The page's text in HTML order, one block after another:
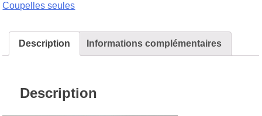
composer
même
Coupelles seules
Description Informations complémentaires
Description